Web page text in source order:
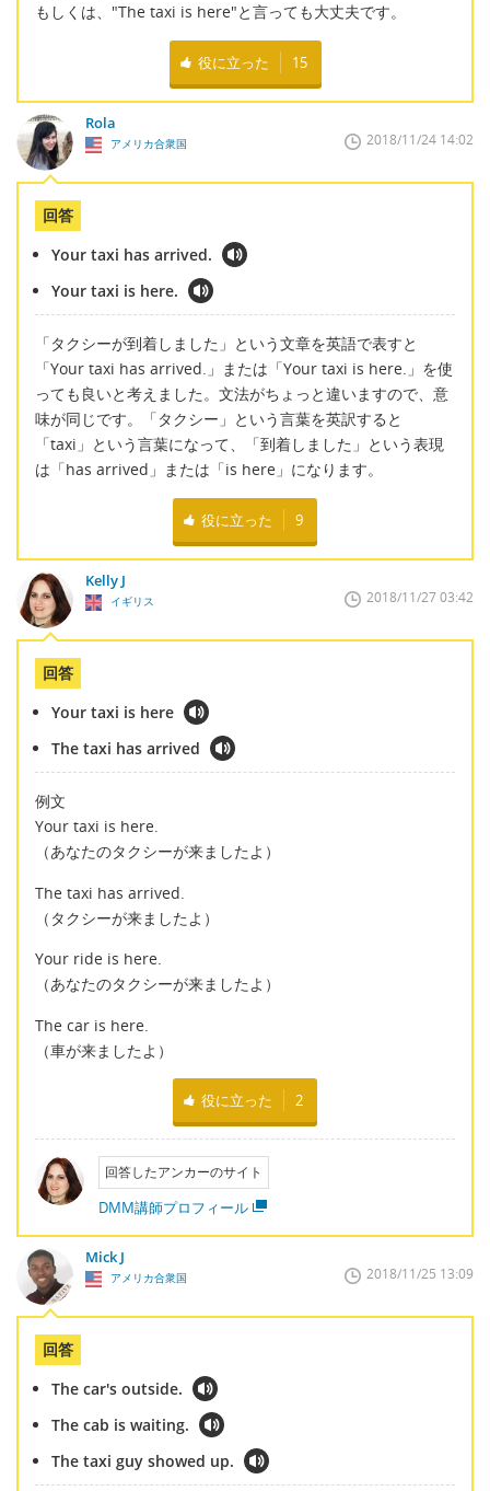
もしくは、"The taxi is here"と言っても大丈夫です。
役に立った 15
Rola
アメリカ合衆国 2018/11/24 14:02
回答
Your taxi has arrived.
Your taxi is here.
「タクシーが到着しました」という文章を英語で表すと
「Your taxi has arrived.」または「Your taxi is here.」を使
っても良いと考えました。文法がちょっと違いますので、意
味が同じです。「タクシー」という言葉を英訳すると
「taxi」という言葉になって、「到着しました」という表現
は「has arrived」または「is here」になります。
役に立った 9
Kelly J
イギリス 2018/11/27 03:42
回答
Your taxi is here
The taxi has arrived
例文
Your taxi is here.
（あなたのタクシーが来ましたよ）
The taxi has arrived.
（タクシーが来ましたよ）
Your ride is here.
（あなたのタクシーが来ましたよ）
The car is here.
（車が来ましたよ）
役に立った 2
回答したアンカーのサイト
DMM講師プロフィール
Mick J
アメリカ合衆国 2018/11/25 13:09
回答
The car's outside.
The cab is waiting.
The taxi guy showed up.